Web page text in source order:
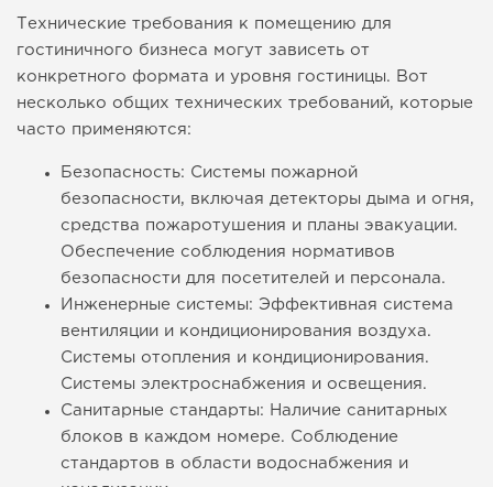
Технические требования к помещению для
гостиничного бизнеса могут зависеть от
конкретного формата и уровня гостиницы. Вот
несколько общих технических требований, которые
часто применяются:
Безопасность: Системы пожарной
безопасности, включая детекторы дыма и огня,
средства пожаротушения и планы эвакуации.
Обеспечение соблюдения нормативов
безопасности для посетителей и персонала.
Инженерные системы: Эффективная система
вентиляции и кондиционирования воздуха.
Системы отопления и кондиционирования.
Системы электроснабжения и освещения.
Санитарные стандарты: Наличие санитарных
блоков в каждом номере. Соблюдение
стандартов в области водоснабжения и